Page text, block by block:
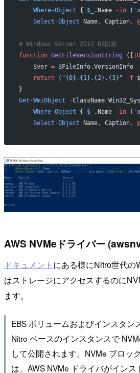
    Where-Object
{ $_ .Name -in (
    Select-Object
Name, Caption, @
# Windows Server 2012 R2以前
function GetFileVersionString ([
    $ver
= $FileInfo.VersionInfo
    return
( "{0}.{1}.{2}.{3}" -f
}
Get-WmiObject -ClassName
    Where-Object
{ $_ .Name -in (
    Select-Object
Name, Caption, @
AWS NVMeドライバー
ドキュメント にある様にNitro世代の
はストレージにアクセスするのに
ます。
EBS ボリュームおよびインスタン
Nitro ベースのインスタンスで
して公開されます。NVMe ブロッ
は、AWS NVMe ドライバがイン